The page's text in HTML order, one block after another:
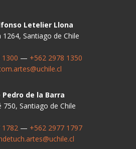
Letelier Llona
1264, Santiago de Chile
— +562 2978 1350
Pedro de la Barra
750, Santiago de Chile
1782— +562 2977 1797